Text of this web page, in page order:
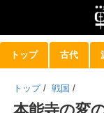
トップ 古代
トップ / 戦国 /